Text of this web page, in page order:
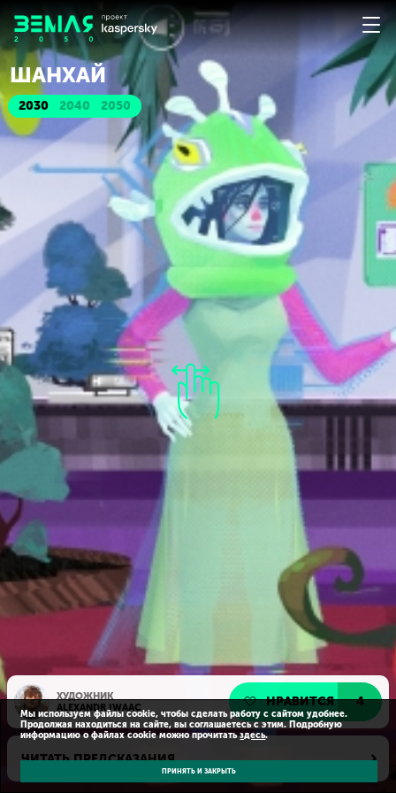
2030 2040 2050
ШАНХАЙ
ХУДОЖНИК
ALEXANDR IWAAC
НРАВИТСЯ 4
ЧИТАТЬ ПРЕДСКАЗАНИЯ
Мы используем файлы cookie, чтобы сделать работу с сайтом удобнее.
Продолжая находиться на сайте, вы соглашаетесь с этим. Подробную
информацию о файлах cookie можно прочитатьздесь.
ПРИНЯТЬ И ЗАКРЫТЬ